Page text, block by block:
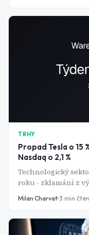
TRHY
Propad Tesla o 15
Nasdaq o 2,1 %
Technologický
roku - zklamání z
smazalo mega-cap
Milan Charvat 3 min